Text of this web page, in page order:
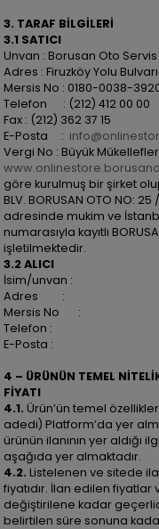
3. TARAF BİLGİLERİ
3.1 SATICI
Unvan : Borusan Oto
Adres : Firuzköy Yolu
Mersis No : 0180-0038-
Telefon : (212) 412 00 00
Fax : (212) 362 37 15
E-Posta :
Vergi No : Büyük
göre kurulmuş bir şirket
BLV. BORUSAN OTO NO: 25
adresinde mukim ve
numarasıyla kayıtlı
işletilmektedir.
3.2 ALICI
İsim/unvan :
Adres :
Mersis No :
Telefon :
E-Posta :
4 – ÜRÜNÜN TEMEL
FİYATI
4.1. Ürün’ün temel
adedi) Platform’da yer
ürünün ilanının yer aldığı
aşağıda yer almaktadır.
4.2. Listelenen ve sitede
fiyatıdır. İlan edilen
değiştirilene kadar
belirtilen süre sonuna